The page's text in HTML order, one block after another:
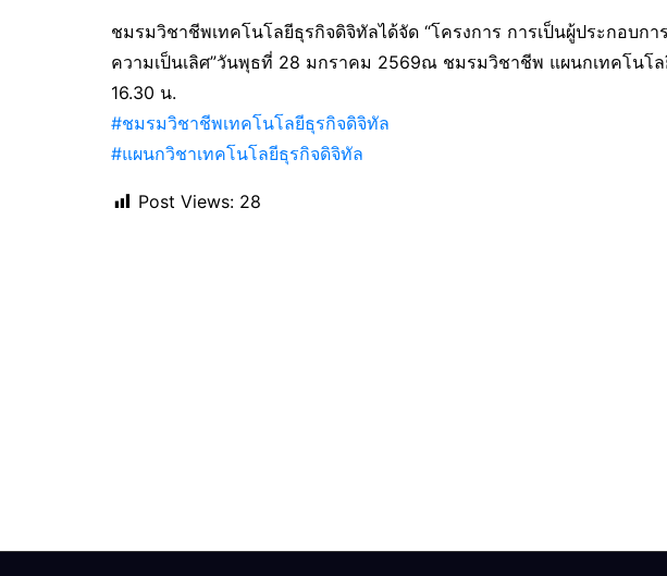
ชมรมวิชาชีพเทคโนโลยีธุรกิจดิจิทัลได้จัด “โครงการ การเป็นผู้ประกอบก
ความเป็นเลิศ”วันพุธที่ 28 มกราคม 2569ณ ชมรมวิชาชีพ แผนกเทคโนโ
16.30 น.
#ชมรมวิชาชีพเทคโนโลยีธุรกิจดิจิทัล
#แผนกวิชาเทคโนโลยีธุรกิจดิจิทัล
Post Views: 28